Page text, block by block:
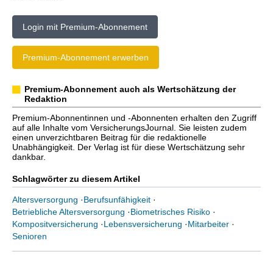
Login mit Premium-Abonnement
Premium-Abonnement erwerben
Premium-Abonnement auch als Wertschätzung der
Redaktion
Premium-Abonnentinnen und -Abonnenten erhalten den Zugriff
auf alle Inhalte vom VersicherungsJournal. Sie leisten zudem
einen unverzichtbaren Beitrag für die redaktionelle
Unabhängigkeit. Der Verlag ist für diese Wertschätzung sehr
dankbar.
Schlagwörter zu diesem Artikel
Altersversorgung ·Berufsunfähigkeit ·
Betriebliche Altersversorgung ·Biometrisches Risiko ·
Kompositversicherung ·Lebensversicherung ·Mitarbeiter ·
Senioren